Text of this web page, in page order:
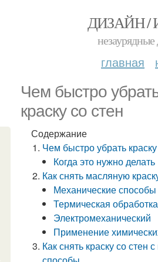
ДИЗАЙН /
главная
Чем быстро
краску со стен
Содержание
Чем быстро убрать
Когда это нужно делать
Как снять масляную
Механические способы
Термическая обработка
Электромеханический
Применение
Как снять краску со